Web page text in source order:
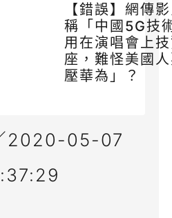
【錯誤】網傳
稱「中國5G技
用在演唱會上
座，難怪美國
壓華為」？
2020-05-07